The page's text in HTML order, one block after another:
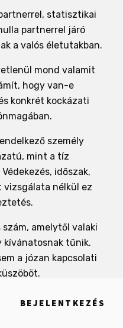
BEJELENTKEZÉS
statisztikai
partnerrel járó
a valós életutakban.
mond valamit
hogy van-e
konkrét kockázati
személy
mint a tíz
időszak,
nélkül ez
amelytől valaki
kívánatosnak tűnik.
a józan kapcsolati